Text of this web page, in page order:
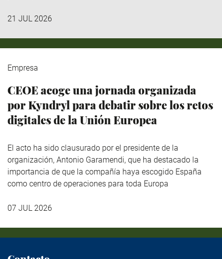
21 JUL 2026
Empresa
CEOE acoge una jornada organizada
por Kyndryl para debatir sobre los retos
digitales de la Unión Europea
El acto ha sido clausurado por el presidente de la
organización, Antonio Garamendi, que ha destacado la
importancia de que la compañía haya escogido España
como centro de operaciones para toda Europa
07 JUL 2026